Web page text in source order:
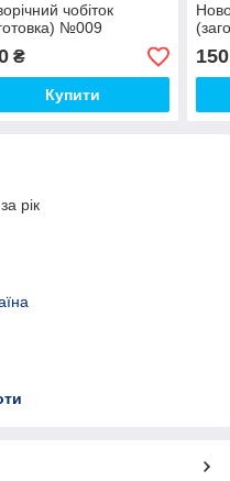
чобіток
№009
₴
Купити
150
рік